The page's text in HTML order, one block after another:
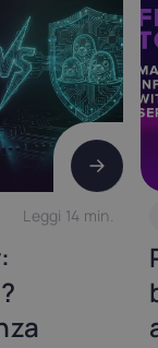
Leggi 14 min.